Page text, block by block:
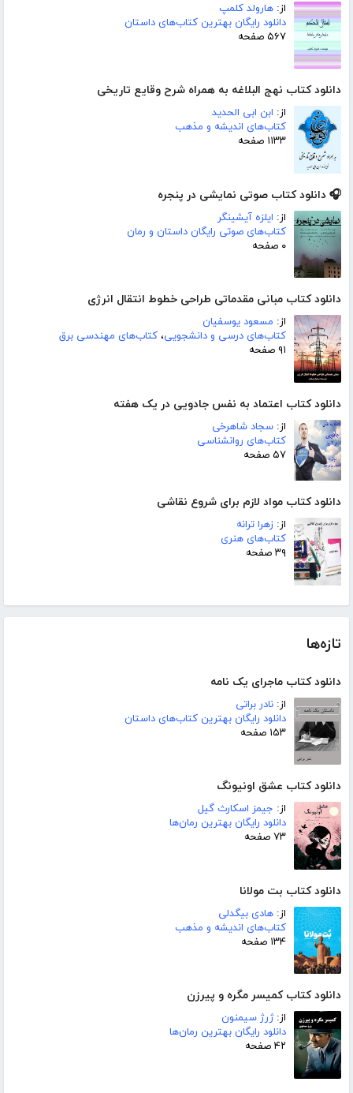
از: هارولد کلمپ
دانلود رایگان بهترین کتاب‌های داستان
۵۶۷ صفحه
دانلود کتاب نهج البلاغه به همراه شرح وقایع تاریخی
از: ابن ابی الحدید
کتاب‌های اندیشه و مذهب
۱۱۳۳ صفحه
🎧 دانلود کتاب صوتی نمایشی در پنجره
از: ایلزه آیشینگر
کتاب‌های صوتی رایگان داستان و رمان
۰ صفحه
دانلود کتاب مبانی مقدماتی طراحی خطوط انتقال انرژی
از: مسعود یوسفیان
کتاب‌های درسی و دانشجویی، کتاب‌های مهندسی برق
۹۱ صفحه
دانلود کتاب اعتماد به نفس جادویی در یک هفته
از: سجاد شاهرخی
کتاب‌های روانشناسی
۵۷ صفحه
دانلود کتاب مواد لازم برای شروع نقاشی
از: زهرا ترانه
کتاب‌های هنری
۳۹ صفحه
تازه‌ها
دانلود کتاب ماجرای یک نامه
از: نادر براتی
دانلود رایگان بهترین کتاب‌های داستان
۱۵۳ صفحه
دانلود کتاب عشق اونیونگ
از: جیمز اسکارث گیل
دانلود رایگان بهترین رمان‌ها
۷۳ صفحه
دانلود کتاب بت مولانا
از: هادی بیگدلی
کتاب‌های اندیشه و مذهب
۱۳۴ صفحه
دانلود کتاب کمیسر مگره و پیرزن
از:ژرژ سیمنون
دانلود رایگان بهترین رمان‌ها
۴۲ صفحه